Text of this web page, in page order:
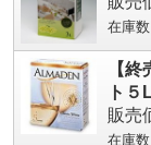
在庫数
【
ト５
販売
在庫数